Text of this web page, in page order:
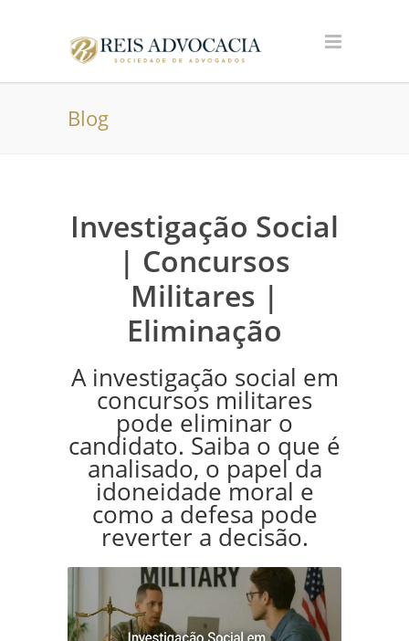
Blog
Investigação Social
| Concursos
Militares |
Eliminação
A investigação social em
concursos militares
pode eliminar o
candidato. Saiba o que é
analisado, o papel da
idoneidade moral e
como a defesa pode
reverter a decisão.